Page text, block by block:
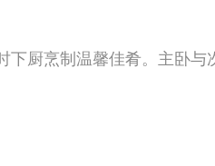
厨烹制温馨佳肴。主卧与